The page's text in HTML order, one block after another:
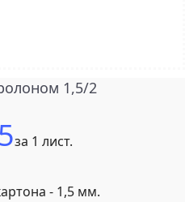
1,5/2
за 1 лист.
- 1,5 мм.